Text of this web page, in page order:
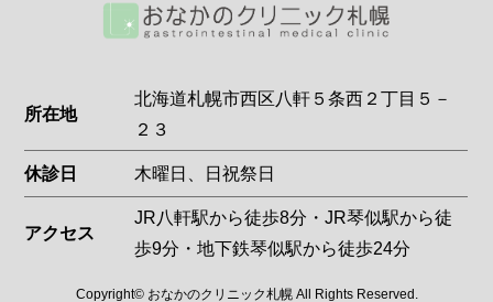
所在地
北海道札幌市西区八軒５条西２丁目５－
２３
休診日 木曜日、日祝祭日
アクセス
JR八軒駅から徒歩8分・JR琴似駅から徒
歩9分・地下鉄琴似駅から徒歩24分
Copyright© おなかのクリニック札幌 All Rights Reserved.